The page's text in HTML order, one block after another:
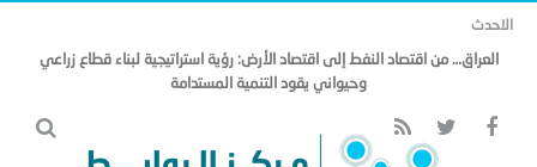
الاحدث
مذكرة التفاهم وتأثيرها على منظومة الأمن الخليجي العربي .. (18)